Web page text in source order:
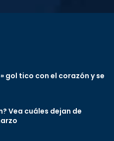
gol tico con el corazón y se
Vea cuáles dejan de